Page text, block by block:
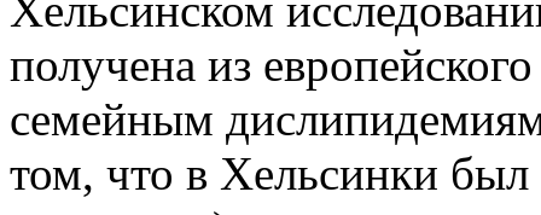
получена из
семейным
том, что в Хельсинки был